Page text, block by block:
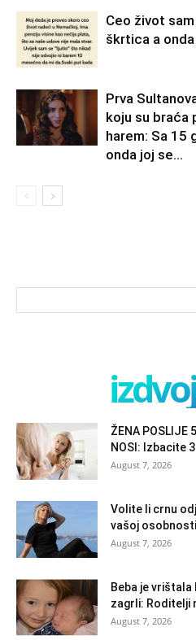
Ceo život
škrtica a
Prva
koju su braća
harem: Sa 15
onda joj se...
ŽENA POSLIJE
NOSI: Izbacite
August 7, 2026
Volite li crnu
vašoj osobnosti
August 7, 2026
Beba je
zagrli: Roditelji
August 7, 2026